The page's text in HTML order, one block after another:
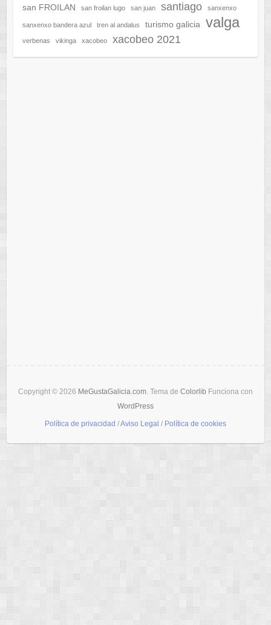
san FROILAN san froilan lugo san juan santiago sanxenxo
sanxenxo bandera azul tren al andalus turismo galicia valga
verbenas vikinga xacobeo xacobeo 2021
Copyright © 2026 MeGustaGalicia.com. Tema de Colorlib Funciona con
WordPress
Política de privacidad /Aviso Legal / Política de cookies